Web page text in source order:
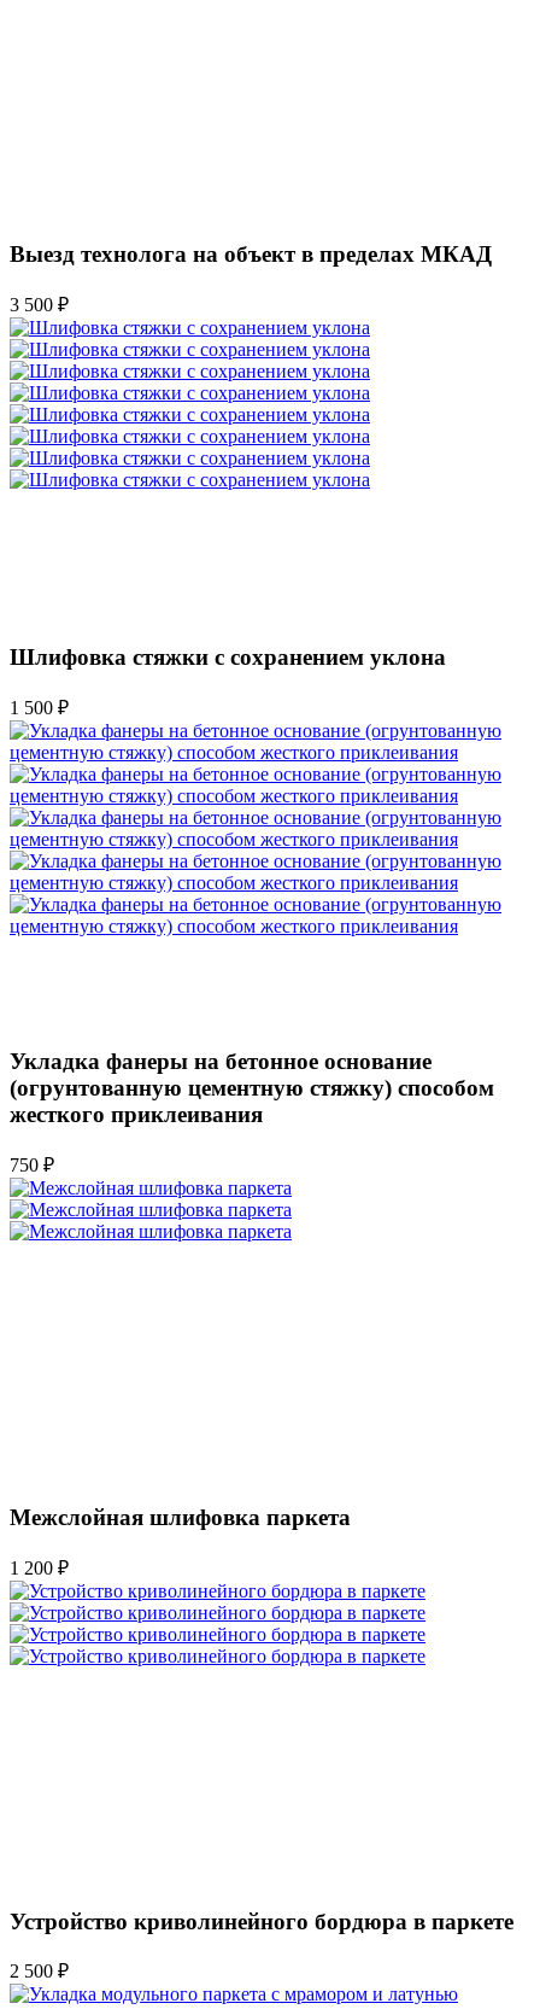
Выезд технолога на объект в пределах МКАД
3 500 ₽
Шлифовка стяжки с сохранением уклона
1 500 ₽
Укладка фанеры на бетонное основание
(огрунтованную цементную стяжку) способом
жесткого приклеивания
750 ₽
Межслойная шлифовка паркета
1 200 ₽
Устройство криволинейного бордюра в паркете
2 500 ₽